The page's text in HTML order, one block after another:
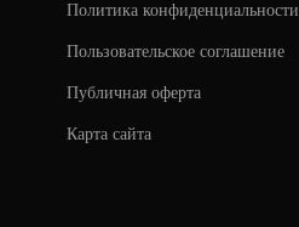
Политика конфиденциальности
Пользовательское соглашение
Публичная оферта
Карта сайта